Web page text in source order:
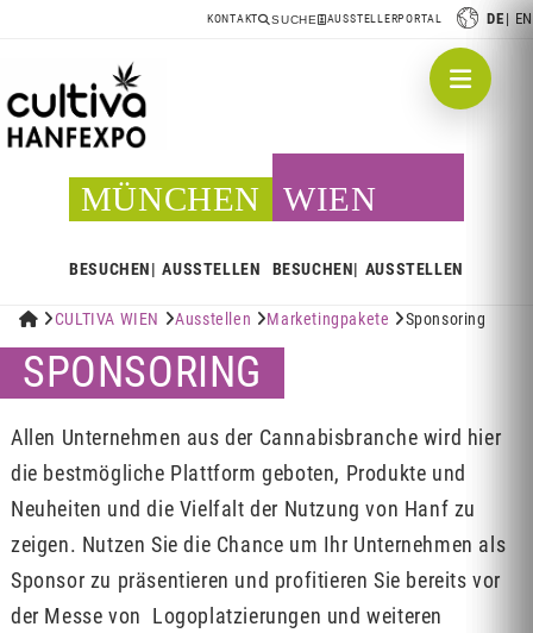
KONTAKT SUCHE AUSSTELLERPORTAL DE EN
MÜNCHEN
BESUCHEN AUSSTELLEN
WIEN
BESUCHEN AUSSTELLEN
 CULTIVA WIEN Ausstellen Marketingpakete Sponsoring
SPONSORING
Allen Unternehmen aus der Cannabisbranche wird hier
die bestmögliche Plattform geboten, Produkte und
Neuheiten und die Vielfalt der Nutzung von Hanf zu
zeigen. Nutzen Sie die Chance um Ihr Unternehmen als
Sponsor zu präsentieren und profitieren Sie bereits vor
der Messe von Logoplatzierungen und weiteren